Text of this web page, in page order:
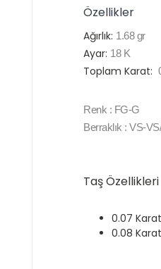
Özellikler
Ağırlık: 1.68gr
Ayar: 18 K
Toplam Karat:
Renk : FG-G
Berraklık : VS-
Taş Özellikleri
0.07
0.08